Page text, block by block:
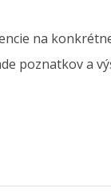
na
poznatkov a